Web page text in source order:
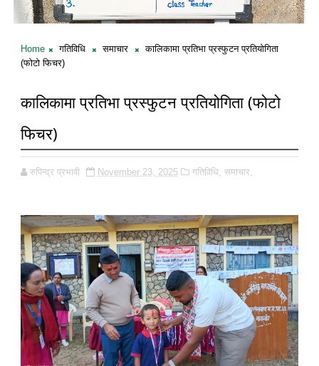
Home गतिविधि समाचार
कालिकामा प्रतिभा प्रस्फुटन प्रतियोगिता
(फोटो फिचर)
कालिकामा प्रतिभा प्रस्फुटन प्रतियोगिता (फोटो
फिचर)
रुपिन्द्र प्रभावी November 23, 2025 गतिविधि, समाचार,